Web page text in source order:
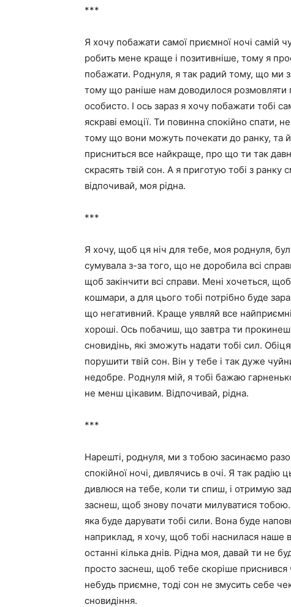
***
Я хочу побажати самої приємної ночі самій
робить мене краще і позитивніше, тому я
побажати. Роднуля, я так радий тому, що ми
тому що раніше нам доводилося розмовляти
особисто. І ось зараз я хочу побажати тобі
яскраві емоції. Ти повинна спокійно спати,
тому що вони можуть почекати до ранку, та
присниться все найкраще, про що ти так
скрасять твій сон. А я приготую тобі з ранку
відпочивай, моя рідна.
***
Я хочу, щоб ця ніч для тебе, моя роднуля,
сумувала з-за того, що не доробила всі
щоб закінчити всі справи. Мені хочеться,
кошмари, а для цього тобі потрібно буде
що негативний. Краще уявляй все
хороші. Ось побачиш, що завтра ти
сновидінь, які зможуть надати тобі сил.
порушити твій сон. Він у тебе і так дуже
недобре. Роднуля мій, я тобі бажаю
не менш цікавим. Відпочивай, рідна.
***
Нарешті, роднуля, ми з тобою засинаємо
спокійної ночі, дивлячись в очі. Я так
дивлюся на тебе, коли ти спиш, і отримую
заснеш, щоб знову почати милуватися тобою.
яка буде дарувати тобі сили. Вона буде
наприклад, я хочу, щоб тобі наснилася
останні кілька днів. Рідна моя, давай ти не
просто заснеш, щоб тебе скоріше
небудь приємне, тоді сон не змусить себе
сновидіння.